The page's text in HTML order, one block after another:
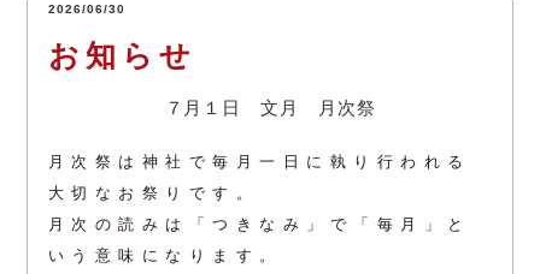
2026/06/30
お知らせ
７月１日 文月 月次祭
月次祭は神社で毎月一日に執り行われる
大切なお祭りです。
月次の読みは「つきなみ」で「毎月」と
いう意味になります。